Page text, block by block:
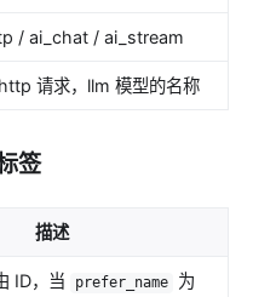
/ ai_chat / ai_stream
请求，llm 模型的名称
签
描述
ID，当 prefer_name 为